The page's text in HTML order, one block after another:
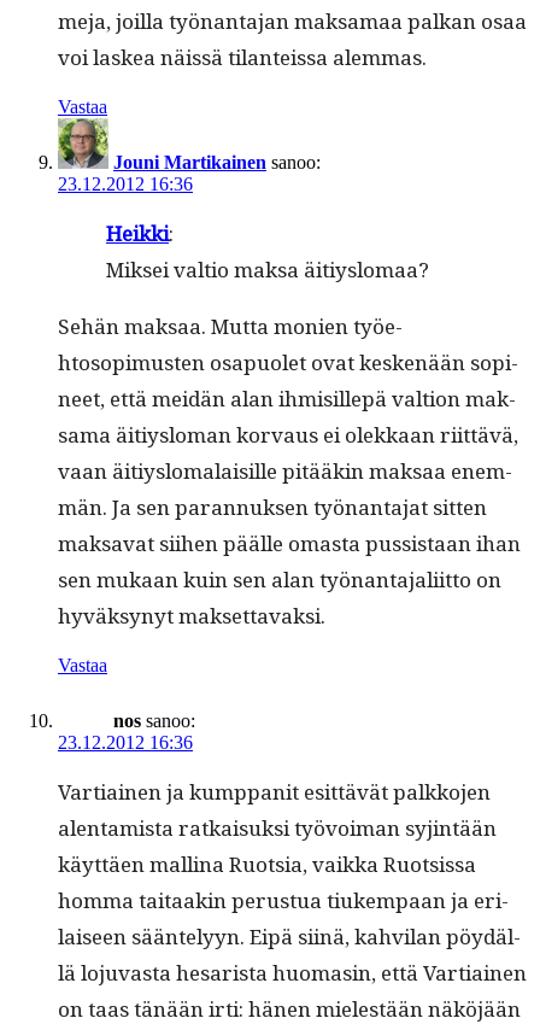
me­ja, joil­la työ­nan­ta­jan mak­samaa palkan osaa
voi laskea näis­sä tilanteis­sa alemmas.
Vastaa
Jouni Martikainen sanoo:
23.12.2012 16:36
Heik­ki:
Mik­sei val­tio mak­sa äitiyslomaa?
Sehän mak­saa. Mut­ta monien työe­
htosopimusten osa­puo­let ovat keskenään sopi­
neet, että mei­dän alan ihmisillepä val­tion mak­
sama äitiys­lo­man kor­vaus ei olekkaan riit­tävä,
vaan äitiys­lo­ma­laisille pitääkin mak­saa enem­
män. Ja sen paran­nuk­sen työ­nan­ta­jat sit­ten
mak­sa­vat siihen päälle omas­ta pus­sis­taan ihan
sen mukaan kuin sen alan työ­nan­ta­jali­it­to on
hyväksynyt maksettavaksi.
Vastaa
nos sanoo:
23.12.2012 16:36
Var­ti­ainen ja kump­pan­it esit­tävät palkko­jen
alen­tamista ratkaisuk­si työvoiman syjin­tään
käyt­täen mal­li­na Ruot­sia, vaik­ka Ruot­sis­sa
hom­ma taitaakin perus­tua tiukem­paan ja eri­
laiseen sään­te­lyyn. Eipä siinä, kahvi­lan pöy­däl­
lä loju­vas­ta hesarista huo­masin, että Var­ti­ainen
on taas tänään irti: hänen mielestään näköjään